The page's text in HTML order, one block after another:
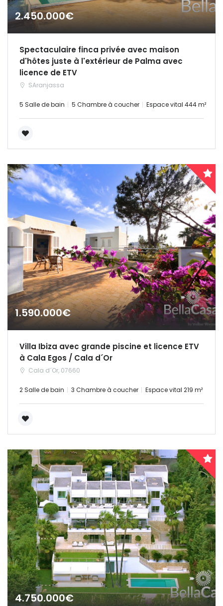
2.450.000€
Spectaculaire finca privée avec maison
d'hôtes juste à l'extérieur de Palma avec
licence de ETV
SAranjassa
5 Salle de bain 5 Chambre à coucher Espace vital 444 m²
1.590.000€
Villa Ibiza avec grande piscine et licence ETV
à Cala Egos / Cala d´Or
Cala d´Or, 07660
2 Salle de bain 3 Chambre à coucher Espace vital 219 m²
4.750.000€